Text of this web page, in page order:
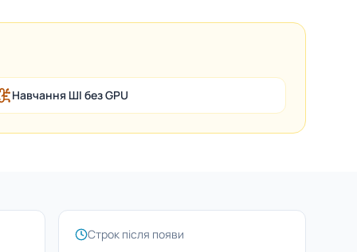
Навчання ШІ без GPU
Строк після появи